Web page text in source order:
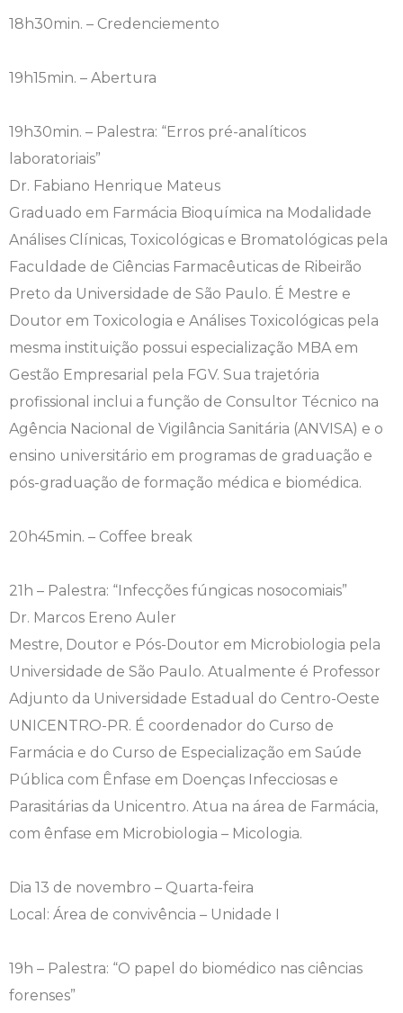
18h30min. – Credenciemento
19h15min. – Abertura
19h30min. – Palestra: “Erros pré-analíticos
laboratoriais”
Dr. Fabiano Henrique Mateus
Graduado em Farmácia Bioquímica na Modalidade
Análises Clínicas, Toxicológicas e Bromatológicas pela
Faculdade de Ciências Farmacêuticas de Ribeirão
Preto da Universidade de São Paulo. É Mestre e
Doutor em Toxicologia e Análises Toxicológicas pela
mesma instituição possui especialização MBA em
Gestão Empresarial pela FGV. Sua trajetória
profissional inclui a função de Consultor Técnico na
Agência Nacional de Vigilância Sanitária (ANVISA) e o
ensino universitário em programas de graduação e
pós-graduação de formação médica e biomédica.
20h45min. – Coffee break
21h – Palestra: “Infecções fúngicas nosocomiais”
Dr. Marcos Ereno Auler
Mestre, Doutor e Pós-Doutor em Microbiologia pela
Universidade de São Paulo. Atualmente é Professor
Adjunto da Universidade Estadual do Centro-Oeste
UNICENTRO-PR. É coordenador do Curso de
Farmácia e do Curso de Especialização em Saúde
Pública com Ênfase em Doenças Infecciosas e
Parasitárias da Unicentro. Atua na área de Farmácia,
com ênfase em Microbiologia – Micologia.
Dia 13 de novembro – Quarta-feira
Local: Área de convivência – Unidade I
19h – Palestra: “O papel do biomédico nas ciências
forenses”
Engenharia de Software
Engenharia Elétrica
Engenharia Mecânica
Farmácia
Fisioterapia
Medicina
Nutrição
Odontologia
Psicologia
Publicidade e Propaganda
Ensalamento
Horário de Aulas
Manual do Acadêmico
Manual de Formatura
Manual de Trabalhos Acadêmicos
Minha Biblioteca
Ouvidoria
Plano de Ensino
Segunda Chamada
Seguro Escolar
Sapien
Simulado Preparatório
Editais
Extensão
Infocampo
Intercampo
Logos Campo Real
NAPP e NAPC
Portal do RH
Programa de Monitoria
Publicações Científicas
Revistas Campo Real
WhatsApp Campo Real